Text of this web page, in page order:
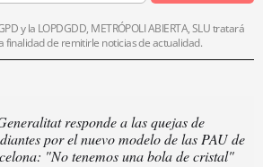
y la LOPDGDD, METRÓPOLI ABIERTA, SLU tratará
finalidad de remitirle noticias de actualidad.
responde a las quejas de
por el nuevo modelo de las PAU de
"No tenemos una bola de cristal"